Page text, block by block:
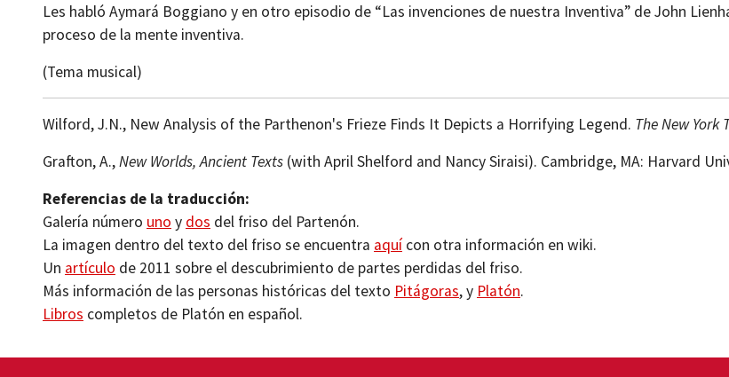
Les habló Aymará Boggiano y en otro episodio de “Las invenciones de nuestra Inventiva” de John
proceso de la mente inventiva.
(Tema musical)
Wilford, J.N., New Analysis of the Parthenon's Frieze Finds It Depicts a Horrifying Legend. The New York
Grafton, A.,New Worlds, Ancient Texts (with April Shelford and Nancy Siraisi). Cambridge, MA: Harvard
Referencias de la traducción:
Galería número uno y dos del friso del Partenón.
La imagen dentro del texto del friso se encuentra aquícon otra información en wiki.
Un artículo de 2011 sobre el descubrimiento de partes perdidas del friso.
Más información de las personas históricas del texto Pitágoras, y Platón.
Libros completos de Platón en español.